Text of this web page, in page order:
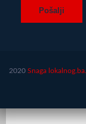
2020 Snaga lokalnog.ba.